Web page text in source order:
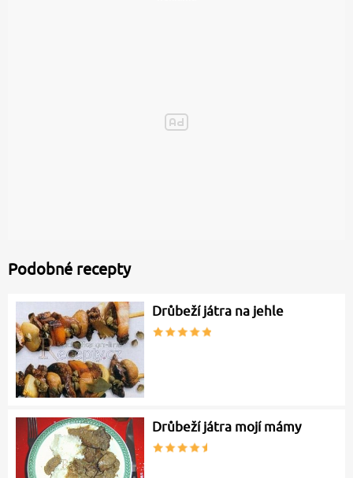
Podobné recepty
Drůbeží játra na jehle
Drůbeží játra mojí mámy